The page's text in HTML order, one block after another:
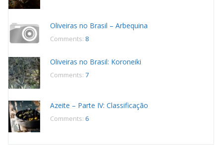
Oliveiras no Brasil – Arbequina
Comments: 8
Oliveiras no Brasil: Koroneiki
Comments: 7
Azeite – Parte IV: Classificação
Comments: 6